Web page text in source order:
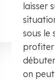
laisser
sous le
profiter
on